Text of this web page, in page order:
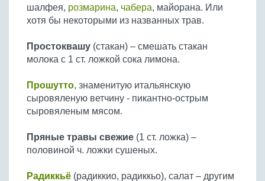
шалфея, розмарина, чабера, майорана. Или
хотя бы некоторыми из названных трав.
Простоквашу (стакан) – смешать стакан
молока с 1 ст. ложкой сока лимона.
Прошутто, знаменитую итальянскую
сыровяленую ветчину - пикантно-острым
сыровяленым мясом.
Пряные травы свежие (1 ст. ложка) –
половиной ч. ложки сушеных.
Радиккьё (радиккио, радиккьо), салат – другим